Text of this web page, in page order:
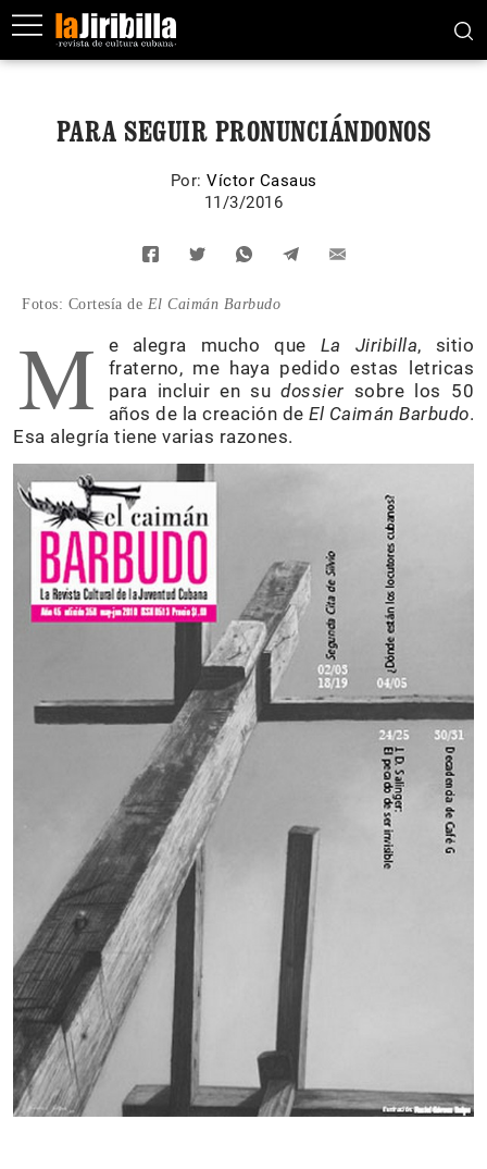
PARA SEGUIR PRONUNCIÁNDONOS
Por: Víctor Casaus
11/3/2016
Fotos: Cortesía de El Caimán Barbudo
M e alegra mucho que La Jiribilla, sitio
fraterno, me haya pedido estas letricas
para incluir en sudossier sobre los 50
años de la creación de El Caimán Barbudo.
Esa alegría tiene varias razones.